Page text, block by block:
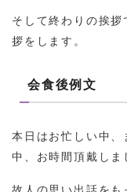
そして終わりの挨
拶をします。
会食後例文
本日はお忙しい中
中、お時間頂戴しま